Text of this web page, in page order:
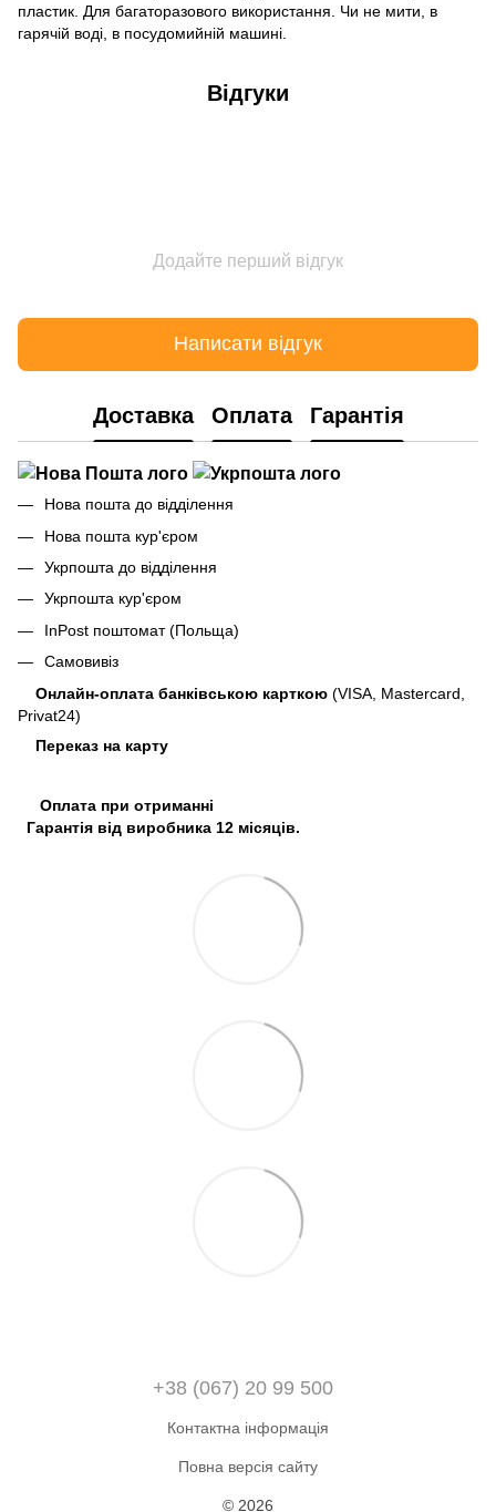
пластик. Для багаторазового використання. Чи не мити, в
гарячій воді, в посудомийній машині.
Відгуки
Додайте перший відгук
Написати відгук
Доставка Оплата Гарантія
Нова пошта до відділення
Нова пошта кур'єром
Укрпошта до відділення
Укрпошта кур'єром
InPost поштомат (Польща)
Самовивіз
Онлайн-оплата банківською карткою (VISA, Mastercard,
Privat24)
Переказ на карту
Оплата при отриманні
Гарантія від виробника 12 місяців.
+38 (067) 20 99 500
Контактна інформація
Повна версія сайту
© 2026